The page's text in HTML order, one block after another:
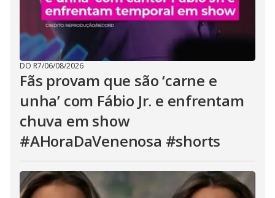
DO R7/06/08/2026
Fãs provam que são ‘carne e
unha’ com Fábio Jr. e enfrentam
chuva em show
#AHoraDaVenenosa #shorts